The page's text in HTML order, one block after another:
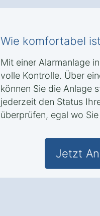
Wie komfortabel
Mit einer Alarmanlage
volle Kontrolle. Über
können Sie die Anlage
jederzeit den Status
überprüfen, egal wo
Jetzt